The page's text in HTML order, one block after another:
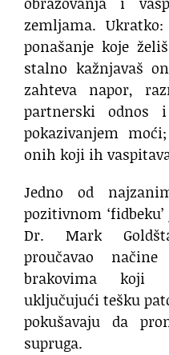
zemljama.
ponašanje koje
stalno kažnjavaš
zahteva napor,
partnerski odnos
pokazivanjem
onih koji ih
Jedno od
pozitivnom
Dr. Mark
proučavao
brakovima koji
uključujući tešku
pokušavaju da
supruga.